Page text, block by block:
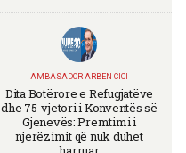
AMBASADOR ARBEN CICI
Dita Botërore e Refugjatëve
dhe 75-vjetori i Konventës së
Gjenevës: Premtimi i
njerëzimit që nuk duhet